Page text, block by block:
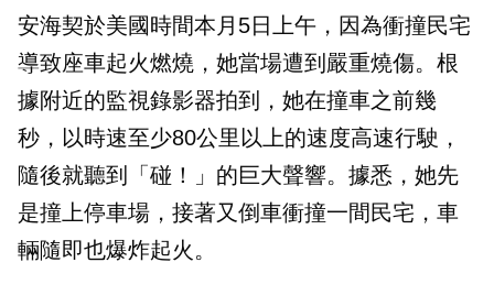
安海契於美國時間本月5日上午，因為衝撞民宅
導致座車起火燃燒，她當場遭到嚴重燒傷。根
據附近的監視錄影器拍到，她在撞車之前幾
秒，以時速至少80公里以上的速度高速行駛，
隨後就聽到「碰！」的巨大聲響。據悉，她先
是撞上停車場，接著又倒車衝撞一間民宅，車
輛隨即也爆炸起火。